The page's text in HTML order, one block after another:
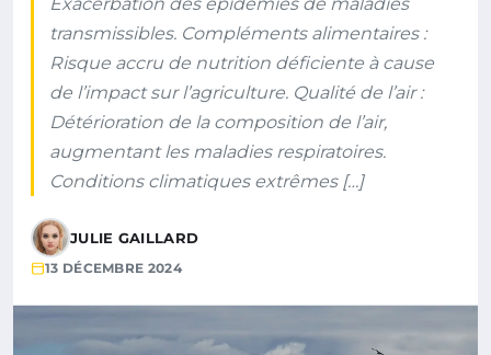
transmissibles. Compléments alimentaires :
Risque accru de nutrition déficiente à cause
de l’impact sur l’agriculture. Qualité de l’air :
Détérioration de la composition de l’air,
augmentant les maladies respiratoires.
Conditions climatiques extrêmes […]
JULIE GAILLARD
13 DÉCEMBRE 2024